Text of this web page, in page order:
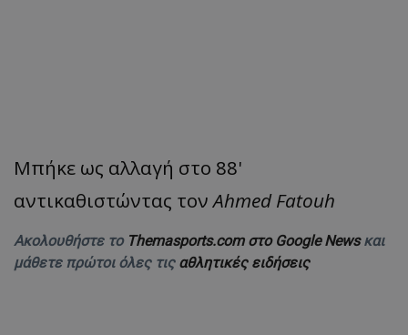
Μπήκε ως αλλαγή στο 88'
αντικαθιστώντας τονAhmed Fatouh
Ακολουθήστε το Themasports.com στο Google Newsκαι
μάθετε πρώτοι όλες τις αθλητικές ειδήσεις